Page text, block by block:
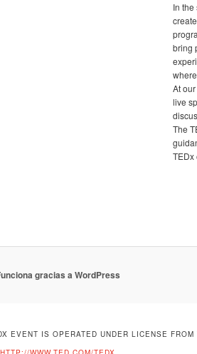
In
bring
At
live
The
TEDx
gracias a WordPress
EVENT IS OPERATED UNDER LICENSE FROM